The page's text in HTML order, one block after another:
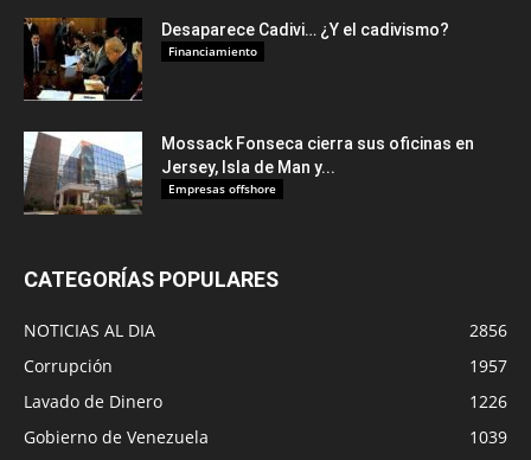
Desaparece Cadivi… ¿Y el cadivismo?
Financiamiento
Mossack Fonseca cierra sus oficinas en
Jersey, Isla de Man y...
Empresas offshore
CATEGORÍAS POPULARES
NOTICIAS AL DIA
2856
Corrupción
1957
Lavado de Dinero
1226
Gobierno de Venezuela
1039